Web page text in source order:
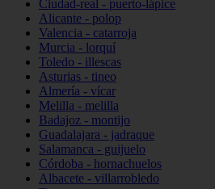
Ciudad-real - puerto-lápice
Alicante - polop
Valencia - catarroja
Murcia - lorquí
Toledo - illescas
Asturias - tineo
Almería - vícar
Melilla - melilla
Badajoz - montijo
Guadalajara - jadraque
Salamanca - guijuelo
Córdoba - hornachuelos
Albacete - villarrobledo